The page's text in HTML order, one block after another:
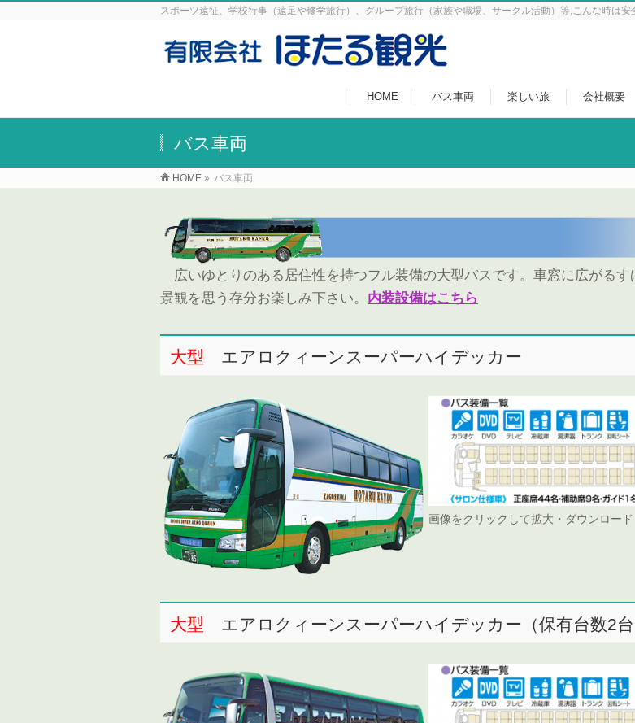
スポーツ遠征、学校行事（遠足や修学旅行）、グループ旅行（家族や職場、サークル活動）等,こんな時は安
HOME バス車両 楽しい旅 会社概要
バス車両
HOME » バス車両
広いゆとりのある居住性を持つフル装備の大型バスです。車窓に広がるす
景観を思う存分お楽しみ下さい。 内装設備はこちら
大型 エアロクィーンスーパーハイデッカー
画像をクリックして拡大・ダウンロード
大型 エアロクィーンスーパーハイデッカー（保有台数2台